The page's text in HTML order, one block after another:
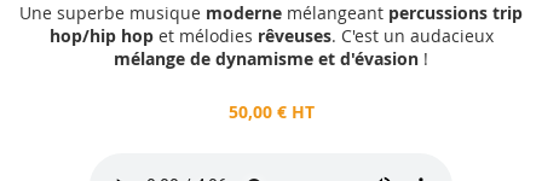
Une superbe musique moderne mélangeant percussions trip
hop/hip hopet mélodies rêveuses. C'est un audacieux
mélange de dynamisme et d'évasion !
50,00 € HT